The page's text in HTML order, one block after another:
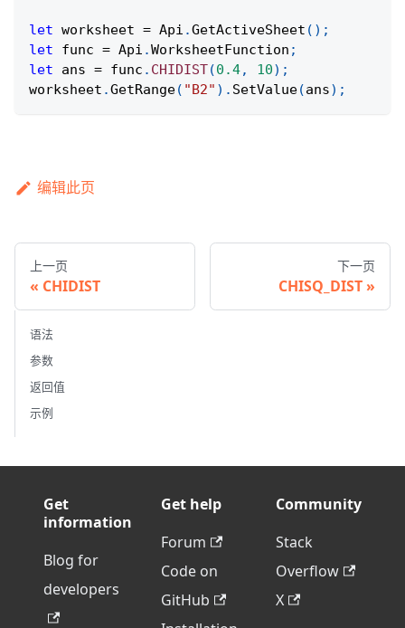
let worksheet = Api .GetActiveSheet ( ) ;
let func = Api .WorksheetFunction ;
let ans = func . CHIDIST(0.4, 10) ;
worksheet .GetRange( "B2" ) . SetValue(ans) ;
编辑此页
上一页
CHIDIST
下一页
CHISQ_DIST
语法
参数
返回值
示例
Get
information
Blog for
developers
Get help
Forum
Code on
GitHub
Community
Stack
Overflow
X